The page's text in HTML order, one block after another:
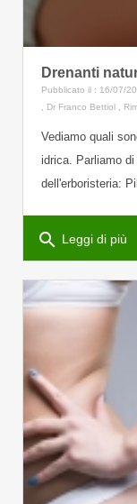
Drenanti
Pubblicato il : 16/07/
Dr Franco Bettiol
Vediamo quali
idrica. Parliamo
dell'erboristeria:
search Leggi di più